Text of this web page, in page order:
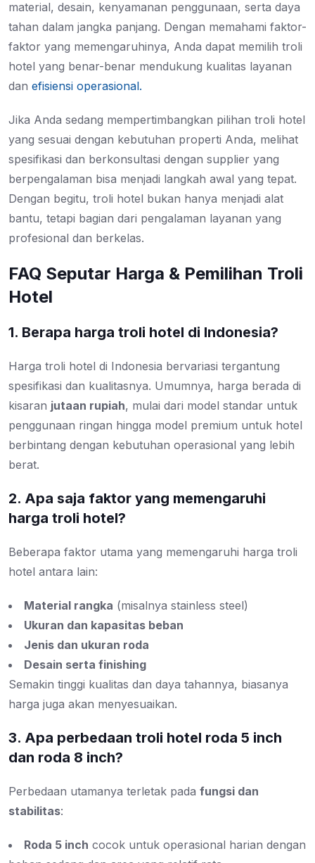
material, desain, kenyamanan penggunaan, serta daya
tahan dalam jangka panjang. Dengan memahami faktor-
faktor yang memengaruhinya, Anda dapat memilih troli
hotel yang benar-benar mendukung kualitas layanan
dan efisiensi operasional.
Jika Anda sedang mempertimbangkan pilihan troli hotel
yang sesuai dengan kebutuhan properti Anda, melihat
spesifikasi dan berkonsultasi dengan supplier yang
berpengalaman bisa menjadi langkah awal yang tepat.
Dengan begitu, troli hotel bukan hanya menjadi alat
bantu, tetapi bagian dari pengalaman layanan yang
profesional dan berkelas.
FAQ Seputar Harga & Pemilihan Troli
Hotel
1. Berapa harga troli hotel di Indonesia?
Harga troli hotel di Indonesia bervariasi tergantung
spesifikasi dan kualitasnya. Umumnya, harga berada di
kisaran jutaan rupiah, mulai dari model standar untuk
penggunaan ringan hingga model premium untuk hotel
berbintang dengan kebutuhan operasional yang lebih
berat.
2. Apa saja faktor yang memengaruhi
harga troli hotel?
Beberapa faktor utama yang memengaruhi harga troli
hotel antara lain:
Material rangka (misalnya stainless steel)
Ukuran dan kapasitas beban
Jenis dan ukuran roda
Desain serta finishing
Semakin tinggi kualitas dan daya tahannya, biasanya
harga juga akan menyesuaikan.
3. Apa perbedaan troli hotel roda 5 inch
dan roda 8 inch?
Perbedaan utamanya terletak pada fungsi dan
stabilitas:
Roda 5 inch cocok untuk operasional harian dengan